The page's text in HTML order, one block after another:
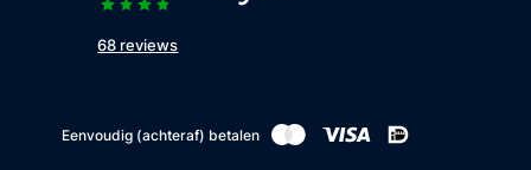
68 reviews
Eenvoudig (achteraf) betalen